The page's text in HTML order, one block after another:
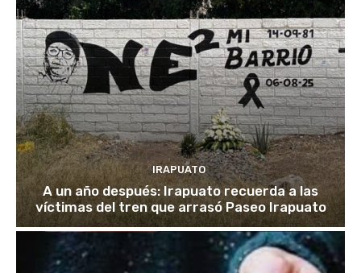
IRAPUATO
A un año después: Irapuato recuerda a las
víctimas del tren que arrasó Paseo Irapuato